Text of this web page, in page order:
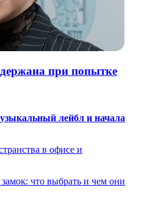
при попытке
лейбл и начала
в офисе и
что выбрать и чем они